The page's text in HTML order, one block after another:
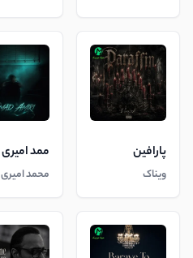
پارافین
ویناک
ممد امیری
محمد امیری